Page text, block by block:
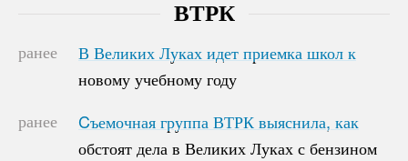
ВТРК
ранее
В Великих Луках идет приемка школ к
новому учебному году
В Великих Луках идет приемка школ к
новому учебному году
ранее
Cъемочная группа ВТРК выяснила, как
обстоят дела в Великих Луках с бензином
Cъемочная группа ВТРК выяснила, как
обстоят дела в Великих Луках с бензином